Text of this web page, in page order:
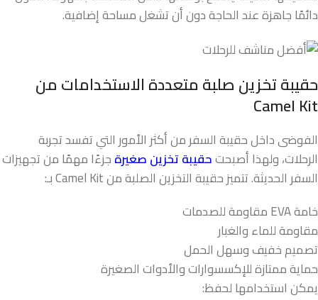
دائمًا جاهزة عند الحاجة دون أن تشغل مساحة إضافية.
حقيبة تخزين صلبة متعددة الاستخدامات من
Camel Kit
الفوضى داخل حقيبة السفر من أكثر الأمور التي تفسد تجربة
الرحلات، ولهذا أصبحتحقيبة تخزين صغيرةجزءًا مهمًا من تجهيزات
السفر الحديثة. تتميز حقيبة التخزين الصلبة من Camel Kit بـ:
خامة EVA مقاومة للصدمات
مقاومة للماء والغبار
تصميم خفيف وسهل الحمل
حماية ممتازة للإكسسوارات والأدوات الصغيرة
يمكن استخدامها لحفظ: